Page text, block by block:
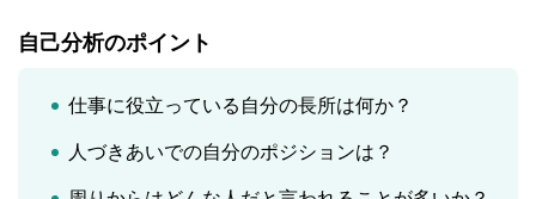
自己分析のポイント
仕事に役立っている自分の長所は何か？
人づきあいでの自分のポジションは？